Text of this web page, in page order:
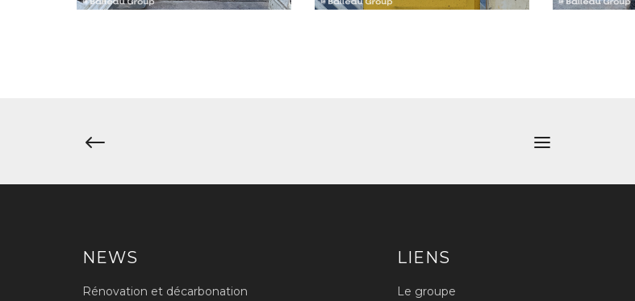
Navigation
NEWS
Rénovation et décarbonation
LIENS
Le groupe